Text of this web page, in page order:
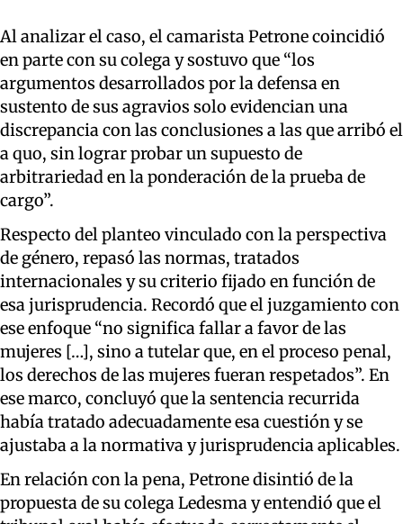
Al analizar el caso, el camarista Petrone coincidió
en parte con su colega y sostuvo que “los
argumentos desarrollados por la defensa en
sustento de sus agravios solo evidencian una
discrepancia con las conclusiones a las que arribó el
a quo, sin lograr probar un supuesto de
arbitrariedad en la ponderación de la prueba de
cargo”.
Respecto del planteo vinculado con la perspectiva
de género, repasó las normas, tratados
internacionales y su criterio fijado en función de
esa jurisprudencia. Recordó que el juzgamiento con
ese enfoque “no significa fallar a favor de las
mujeres […], sino a tutelar que, en el proceso penal,
los derechos de las mujeres fueran respetados”. En
ese marco, concluyó que la sentencia recurrida
había tratado adecuadamente esa cuestión y se
ajustaba a la normativa y jurisprudencia aplicables.
En relación con la pena, Petrone disintió de la
propuesta de su colega Ledesma y entendió que el